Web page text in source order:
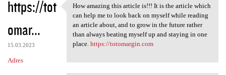
https://tot
omar...
15.03.2023
Adres
How amazing this article is!!
How amazing this article is!!! It is the article which
can help me to look back on myself while reading
an article about, and to grow in the future rather
than always beating myself up and staying in one
place. https://totomargin.com